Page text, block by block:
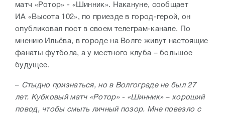
матч «Ротор» - «Шинник». Накануне, сообщает
ИА «Высота 102», по приезде в город-герой, он
опубликовал пост в своем телеграм-канале. По
мнению Ильёва, в городе на Волге живут настоящие
фанаты футбола, а у местного клуба – большое
будущее.
– Стыдно признаться, но в Волгограде не был 27
лет. Кубковый матч «Ротор» - «Шинник» – хороший
повод, чтобы смыть личный позор. Мне повезло с